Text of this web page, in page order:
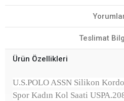
Teslimat
Ürün Özellikleri
U.S.POLO ASSN Silikon
Spor Kadın Kol Saati